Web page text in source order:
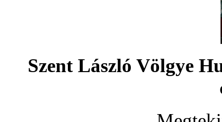
Szent László Völgye